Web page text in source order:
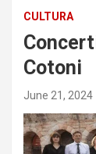
CULTURA
Cotoni
June 21, 2024